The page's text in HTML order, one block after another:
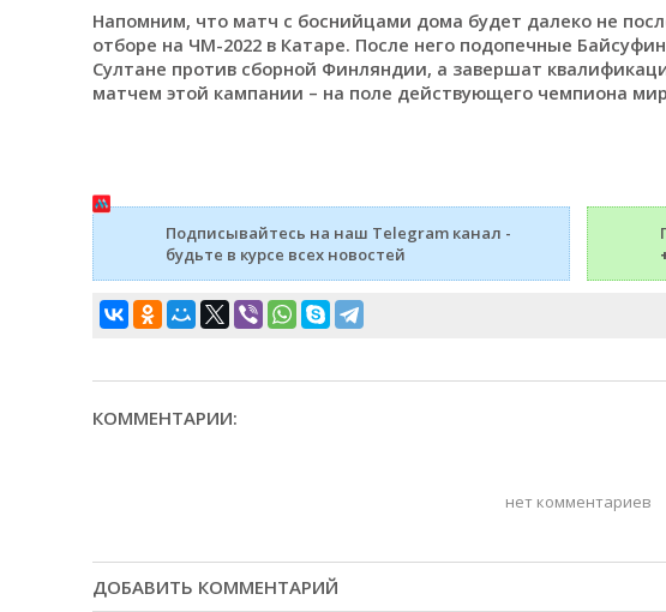
Напомним, что матч с боснийцами дома будет далеко не
отборе на ЧМ-2022 в Катаре. После него подопечные
Султане против сборной Финляндии, а завершат
матчем этой кампании – на поле действующего чемпиона
Подписывайтесь на наш Telegram канал -
будьте в курсе всех новостей
КОММЕНТАРИИ:
нет комментариев
ДОБАВИТЬ КОММЕНТАРИЙ